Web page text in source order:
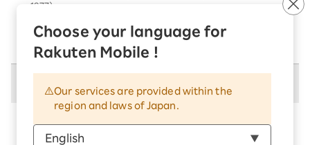
Choose your language for
Rakuten Mobile !
Our services are provided within the
region and laws of Japan.
1977）
括払いもしくは24回払いのご購入で割引キャンペーン（キャンペーンコー
以下のキャンペーンは、併用不可となります
本キャンペーン条件を満たす前、または満たした後に、